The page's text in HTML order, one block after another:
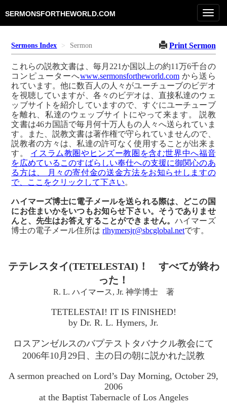
SERMONSFORTHEWORLD.COM
Sermons Index Sermon Print Sermon
これらの説教文書は、毎月221か国以上の約11万6千台の
コンピューターへwww.sermonsfortheworld.comから送ら
れています。他に数百人の人々がユーチューブのビデオ
を視聴していますが、各々のビデオは、直接私達のウェ
ッブサイトを紹介していますので、すぐにユーチューブ
を離れ、私達のウェッブサイトにやって来ます。 説教
文書は46カ国語で毎月何十万人もの人々へ送られていま
す。また、説教文書は著作権で守られていませんので、
説教者の方々は、私達の許可なく使用することが出来ま
す。 イスラム教圏やヒンズー教圏を含む世界中へ福音
を広めているこのすばらしい奉仕への支援に御関心のあ
る方は、 月々の寄付金の送金方法をお知らせしますの
で、ここをクリックして下さい。
ハイマーズ博士に電子メールを送られる際は、どこの国
にお住まいかをいつもお知らせ下さい。そうでありませ
んと、先生はお答えすることができません。ハイマーズ
博士の電子メール住所はrlhymersjr@sbcglobal.netです。
テテレスタイ(TETELESTAI)！ すべてが終わ
った！
R. L. ハイマース, Jr. 神学博士 著
TETELESTAI! IT IS FINISHED!
by Dr. R. L. Hymers, Jr.
ロスアンゼルスのバプテストタバナクル教会にて
2006年10月29日、主の日の朝に説かれた説教
A sermon preached on Lord’s Day Morning, October 29,
2006
at the Baptist Tabernacle of Los Angeles